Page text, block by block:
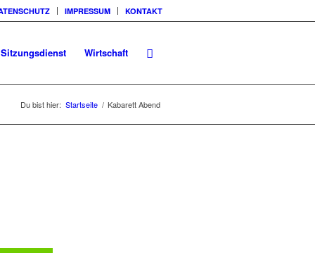
IMPRESSUM KONTAKT
Sitzungsdienst Wirtschaft
Du bist hier: Startseite / Kabarett Abend